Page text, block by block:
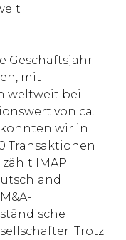
Geschäftsjahr
mit
weltweit bei
von ca.
konnten wir in
Transaktionen
IMAP
Trotz